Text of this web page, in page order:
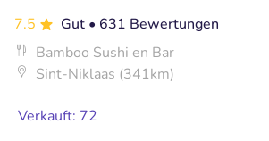
7.5 Gut • 631 Bewertungen
Bamboo Sushi en Bar
Sint-Niklaas (341km)
Verkauft: 72